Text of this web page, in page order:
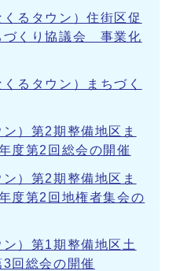
るタウン）住街区促
づくり協議会 事業化
るタウン）まちづく
）第2期整備地区ま
度第2回総会の開催
）第2期整備地区ま
度第2回地権者集会の
）第1期整備地区土
回総会の開催